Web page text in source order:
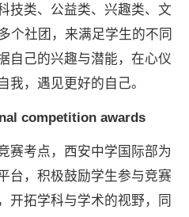
技类、公益类、兴趣类、文
个社团，来满足学生的不同
自己的兴趣与潜能，在心仪
我，遇见更好的自己。
competition awards
赛考点，西安中学国际部为
台，积极鼓励学生参与竞赛
开拓学科与学术的视野，同